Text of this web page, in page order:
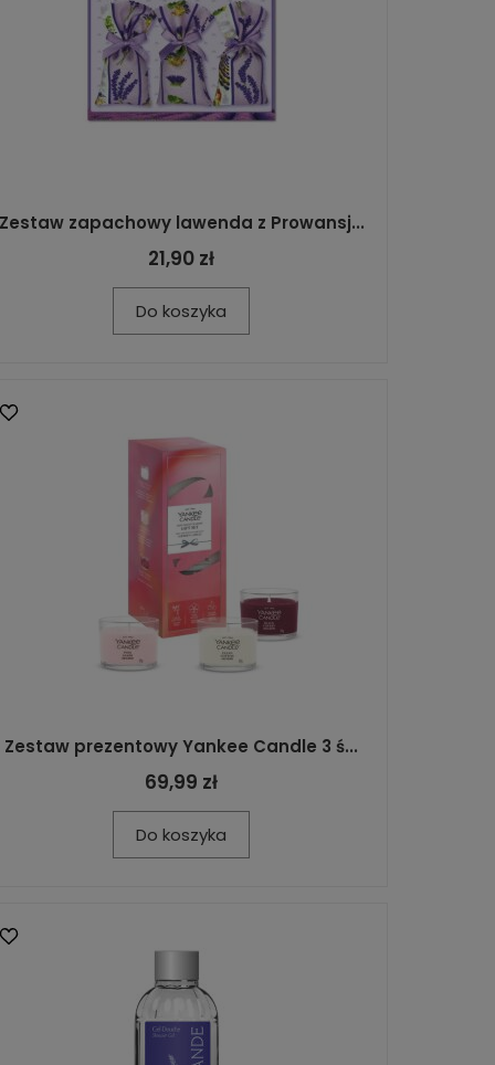
zapachowy lawenda z Prowansj...
21,90 zł
Do koszyka
Zestaw prezentowy Yankee Candle 3 ś...
69,99 zł
Do koszyka